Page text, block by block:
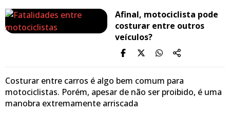
Afinal, motociclista pode
costurar entre outros
veículos?
Costurar entre carros é algo bem comum para
motociclistas. Porém, apesar de não ser proibido, é uma
manobra extremamente arriscada